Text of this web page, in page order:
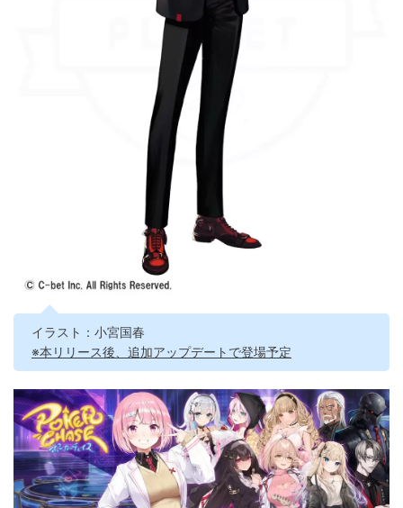
イラスト：小宮国春
※本リリース後、追加アップデートで登場予定